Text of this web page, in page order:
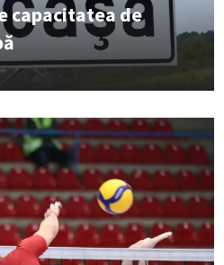
capacitatea de